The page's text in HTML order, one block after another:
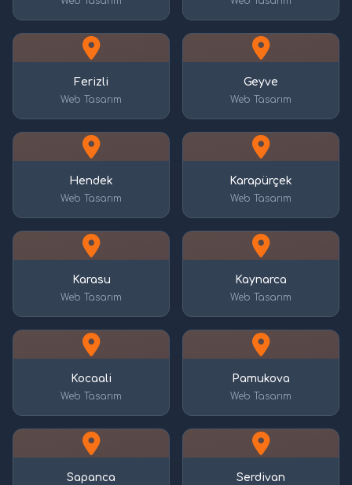
Ferizli
Web Tasarım
Geyve
Web Tasarım
Hendek
Web Tasarım
Karapürçek
Web Tasarım
Karasu
Web Tasarım
Kaynarca
Web Tasarım
Kocaali
Web Tasarım
Pamukova
Web Tasarım
Sapanca Serdivan